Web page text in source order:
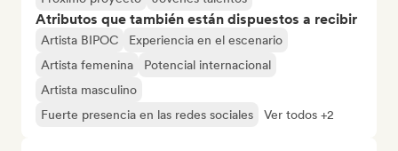
Atributos que también están dispuestos a recibir
Artista BIPOC
Experiencia en el escenario
Artista femenina
Potencial internacional
Artista masculino
Fuerte presencia en las redes sociales
Ver todos +2